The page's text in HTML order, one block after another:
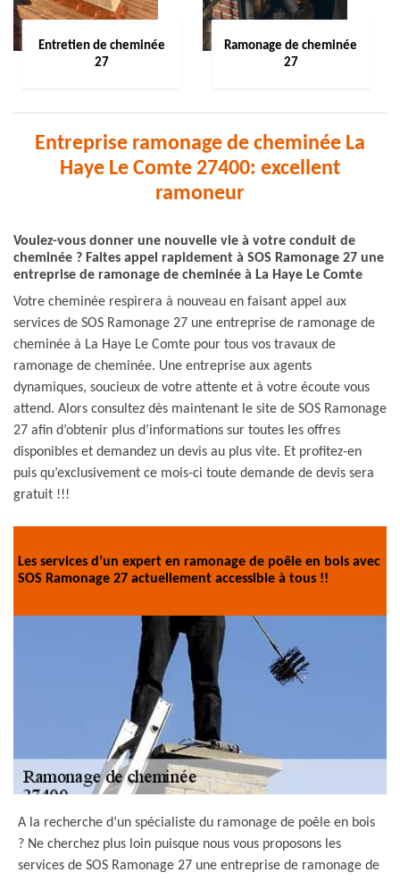
Entretien de cheminée
27
Ramonage de cheminée
27
Entreprise ramonage de cheminée La
Haye Le Comte 27400: excellent
ramoneur
Voulez-vous donner une nouvelle vie à votre conduit de
cheminée ? Faites appel rapidement à SOS Ramonage 27 une
entreprise de ramonage de cheminée à La Haye Le Comte
Votre cheminée respirera à nouveau en faisant appel aux
services de SOS Ramonage 27 une entreprise de ramonage de
cheminée à La Haye Le Comte pour tous vos travaux de
ramonage de cheminée. Une entreprise aux agents
dynamiques, soucieux de votre attente et à votre écoute vous
attend. Alors consultez dès maintenant le site de SOS Ramonage
27 afin d’obtenir plus d’informations sur toutes les offres
disponibles et demandez un devis au plus vite. Et profitez-en
puis qu’exclusivement ce mois-ci toute demande de devis sera
gratuit !!!
Les services d’un expert en ramonage de poêle en bois avec
SOS Ramonage 27 actuellement accessible à tous !!
A la recherche d’un spécialiste du ramonage de poêle en bois
? Ne cherchez plus loin puisque nous vous proposons les
services de SOS Ramonage 27 une entreprise de ramonage de